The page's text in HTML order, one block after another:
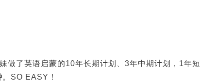
做了英语启蒙的10年长期计划、3年中期计划，1年短
。SO EASY！